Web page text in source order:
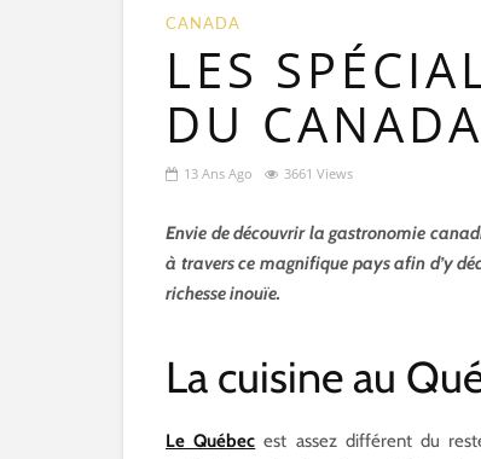
CANADA
LES
DU CANADA
13 Ans Ago 3661 Views
Envie de découvrir la gastronomie
à travers ce magnifique pays afin d’y
richesse inouïe.
La cuisine au
Le Québec est assez différent du